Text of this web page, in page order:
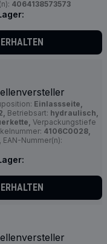
4064138573573
Einlassseite,
Betriebsart: hydraulisch,
Verpackungstiefe
4106C0028,
EAN-Nummer(n):